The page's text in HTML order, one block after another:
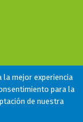
©2019
la mejor experiencia
para la
de nuestra